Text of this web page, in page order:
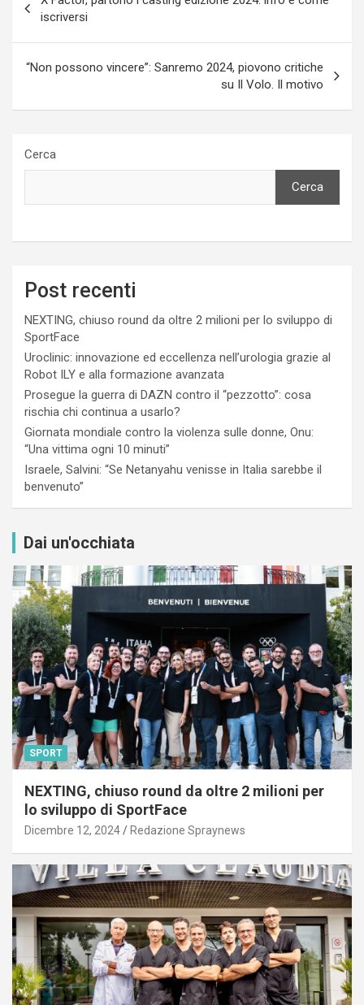
articoli
iscriversi
“Non possono vincere”: Sanremo 2024, piovono critiche
su Il Volo. Il motivo
Cerca
Cerca
Post recenti
NEXTING, chiuso round da oltre 2 milioni per lo sviluppo di
SportFace
Uroclinic: innovazione ed eccellenza nell’urologia grazie al
Robot ILY e alla formazione avanzata
Prosegue la guerra di DAZN contro il “pezzotto”: cosa
rischia chi continua a usarlo?
Giornata mondiale contro la violenza sulle donne, Onu:
“Una vittima ogni 10 minuti”
Israele, Salvini: “Se Netanyahu venisse in Italia sarebbe il
benvenuto”
Dai un'occhiata
SPORT
NEXTING, chiuso round da oltre 2 milioni per
lo sviluppo di SportFace
Dicembre 12, 2024 Redazione Spraynews